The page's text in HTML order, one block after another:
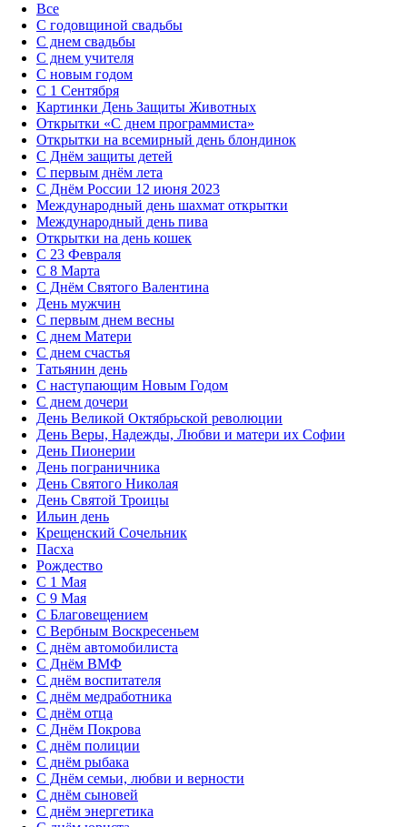
Все
С годовщиной свадьбы
С днем свадьбы
С днем учителя
С новым годом
С 1 Сентября
Картинки День Защиты Животных
Открытки «‎С днем программиста»‎
Открытки на всемирный день блондинок
С Днём защиты детей
С первым днём лета
С Днём России 12 июня 2023
Международный день шахмат открытки
Международный день пива
Открытки на день кошек
С 23 Февраля
С 8 Марта
С Днём Святого Валентина
День мужчин
С первым днем весны
С днем Матери
C днем счастья
Татьянин день
C наступающим Новым Годом
C днем дочери
День Великой Октябрьской революции
День Веры, Надежды, Любви и матери их Софии
День Пионерии
День пограничника
День Святого Николая
День Святой Троицы
Ильин день
Крещенский Сочельник
Пасха
Рождество
С 1 Мая
С 9 Мая
С Благовещением
С Вербным Воскресеньем
С днём автомобилиста
С Днём ВМФ
С днём воспитателя
С днём медработника
С днём отца
С Днём Покрова
С днём полиции
С днём рыбака
С Днём семьи, любви и верности
С днём сыновей
С днём энергетика